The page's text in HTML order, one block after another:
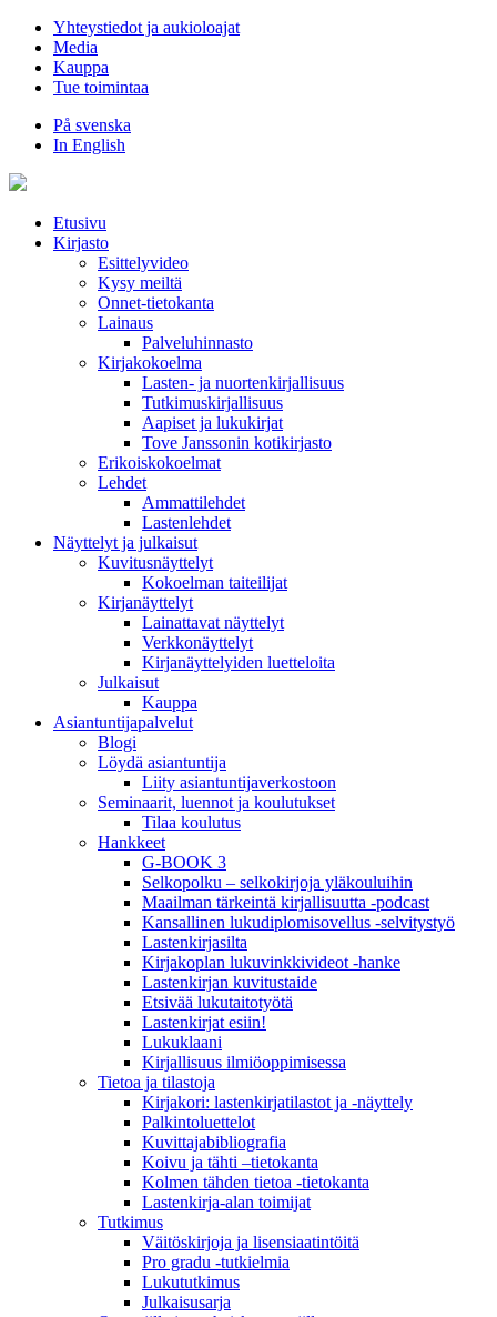
Hyppää
sisältöön
Yhteystiedot ja aukioloajat
Media
Kauppa
Tue toimintaa
På svenska
In English
Etusivu
Kirjasto
Esittelyvideo
Kysy meiltä
Onnet-tietokanta
Lainaus
Palveluhinnasto
Kirjakokoelma
Lasten- ja nuortenkirjallisuus
Tutkimuskirjallisuus
Aapiset ja lukukirjat
Tove Janssonin kotikirjasto
Erikoiskokoelmat
Lehdet
Ammattilehdet
Lastenlehdet
Näyttelyt ja julkaisut
Kuvitusnäyttelyt
Kokoelman taiteilijat
Kirjanäyttelyt
Lainattavat näyttelyt
Verkkonäyttelyt
Kirjanäyttelyiden luetteloita
Julkaisut
Kauppa
Asiantuntija­palvelut
Blogi
Löydä asiantuntija
Liity asiantuntijaverkostoon
Seminaarit, luennot ja koulutukset
Tilaa koulutus
Hankkeet
G-BOOK 3
Selkopolku – selkokirjoja yläkouluihin
Maailman tärkeintä kirjallisuutta -podcast
Kansallinen lukudiplomisovellus -selvitystyö
Lastenkirjasilta
Kirjakoplan lukuvinkkivideot -hanke
Lastenkirjan kuvitustaide
Etsivää lukutaitotyötä
Lastenkirjat esiin!
Lukuklaani
Kirjallisuus ilmiöoppimisessa
Tietoa ja tilastoja
Kirjakori: lastenkirjatilastot ja -näyttely
Palkintoluettelot
Kuvittaja­bibliografia
Koivu ja tähti –tietokanta
Kolmen tähden tietoa -tietokanta
Lastenkirja-alan toimijat
Tutkimus
Väitöskirjoja ja lisensiaatintöitä
Pro gradu -tutkielmia
Lukututkimus
Julkaisusarja